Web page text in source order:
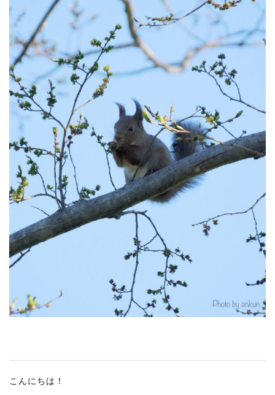
WORKS
ACTION
RECRUIT
STAFF BLOG
CONTACT US
サイトマップ
約款
情報セキュリティ
プライバシーポリシー
こんにちは！